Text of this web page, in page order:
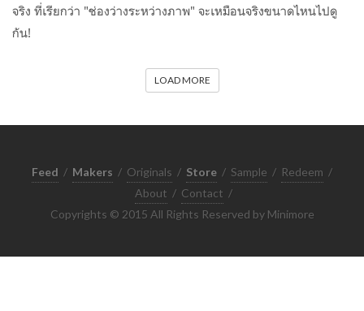
จริง ที่เรียกว่า "ช่องว่างระหว่างภาพ" จะเหมือนจริงขนาดไหนไปดู
กัน!
LOAD MORE
Feed / Makers / Originals / Store / Sample / Redeem /
About / Contact /
Copyrights © 2015 All Rights Reserved by Minimore